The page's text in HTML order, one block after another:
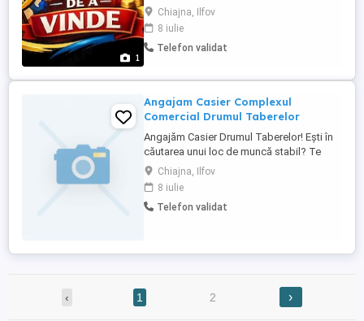
1
și antreprenori care doresc să își crească
performanța și profitabilitatea. Servicii
oferite: Dezvoltarea strategiilor de vânzări
Organizarea și coordonarea echipelor
vânzare ...
Chiajna, Ilfov
8 iulie
Telefon validat
Angajam Casier Complexul
Comercial Drumul Taberelor
Angajăm Casier Drumul Taberelor! Ești în
căutarea unui loc de muncă stabil? Te
așteptăm în echipa noastră! Post
disponibil: Casieră Locație: Drumul
Taberelor Program: 2 zile cu 2 zile libere
Seriozitate și atenție la detalii Experiența
Chiajna, Ilfov
8 iulie
Telefon validat
‹ 1 2 ›